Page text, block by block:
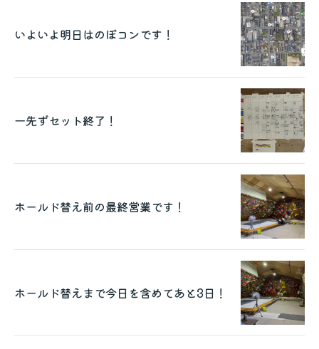
いよいよ明日はのぼコンです！
一先ずセット終了！
ホールド替え前の最終営業です！
ホールド替えまで今日を含めてあと3日！